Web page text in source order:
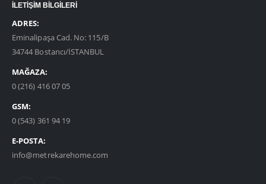
İLETİŞİM BİLGİLERİ
ADRES:
Eminalipaşa Cad. No: 115/B
34744 Bostancı/İSTANBUL
MAĞAZA:
0 (216) 416 07 05
GSM:
0 (543) 361 94 19
E-POSTA:
info@metrekarehome.com